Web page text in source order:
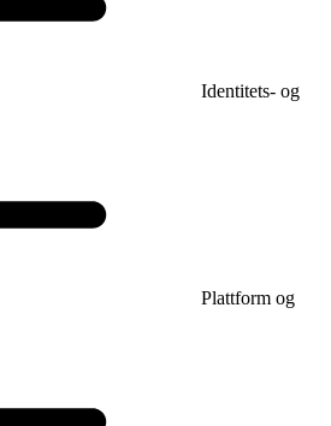
Identitets- og
Plattform og